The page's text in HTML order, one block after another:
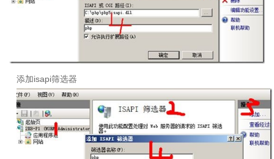
添加isapi筛选器